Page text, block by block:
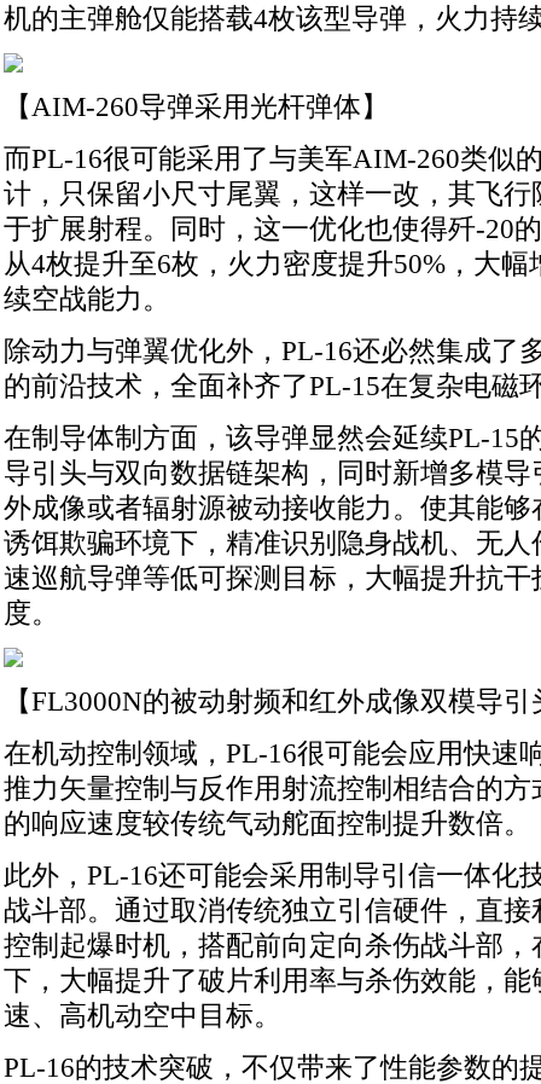
机的主弹舱仅能搭载4枚该型导弹，火力持
【AIM-260导弹采用光杆弹体】
而PL-16很可能采用了与美军AIM-260类似
计，只保留小尺寸尾翼，这样一改，其飞
于扩展射程。同时，这一优化也使得歼-20
从4枚提升至6枚，火力密度提升50%，大
续空战能力。
除动力与弹翼优化外，PL-16还必然集成了
的前沿技术，全面补齐了PL-15在复杂电磁
在制导体制方面，该导弹显然会延续PL-15
导引头与双向数据链架构，同时新增多模
外成像或者辐射源被动接收能力。使其能
诱饵欺骗环境下，精准识别隐身战机、无
速巡航导弹等低可探测目标，大幅提升抗
度。
【FL3000N的被动射频和红外成像双模导引
在机动控制领域，PL-16很可能会应用快速
推力矢量控制与反作用射流控制相结合的
的响应速度较传统气动舵面控制提升数倍。
此外，PL-16还可能会采用制导引信一体化
战斗部。通过取消传统独立引信硬件，直
控制起爆时机，搭配前向定向杀伤战斗部
下，大幅提升了破片利用率与杀伤效能，
速、高机动空中目标。
PL-16的技术突破，不仅带来了性能参数的